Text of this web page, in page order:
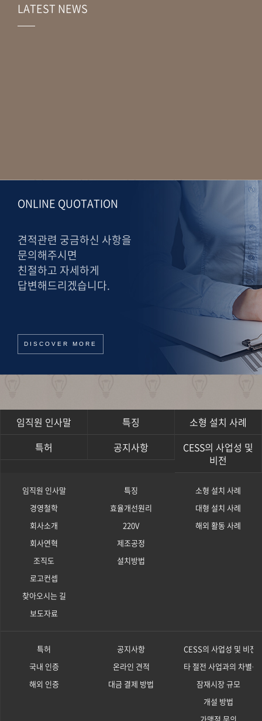
LATEST NEWS
ONLINE QUOTATION
견적관련 궁금하신 사항을
문의해주시면
친절하고 자세하게
답변해드리겠습니다.
DISCOVER MORE
임직원 인사말 특징
소형 설치 사례
특허
공지사항
CESS의 사업성 및
비전
임직원 인사말
경영철학
회사소개
회사연혁
조직도
로고컨셉
찾아오시는 길
보도자료
특징
효율개선원리
220V
제조공정
설치방법
소형 설치 사례
대형 설치 사례
해외 활동 사례
특허
국내 인증
해외 인증
공지사항
온라인 견적
대금 결제 방법
CESS의 사업성 및 비전
타 절전 사업과의 차별성
잠재시장 규모
개설 방법